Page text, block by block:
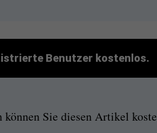
Benutzer kostenlos.
Sie diesen Artikel